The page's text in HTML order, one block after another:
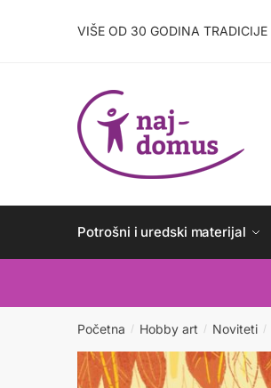
VIŠE OD 30 GODINA TRADICIJE
Potrošni i uredski materijal
Početna / Hobby art / Noviteti /